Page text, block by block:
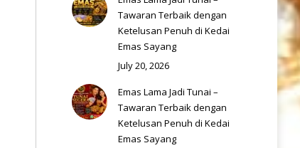
Tawaran Terbaik dengan
Ketelusan Penuh di Kedai
Emas Sayang
July 20, 2026
Emas Lama Jadi Tunai –
Tawaran Terbaik dengan
Ketelusan Penuh di Kedai
Emas Sayang